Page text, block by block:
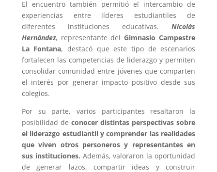
El encuentro también permitió el intercambio de
experiencias entre líderes estudiantiles de
diferentes instituciones educativas.Nicolás
Hernández, representante del Gimnasio Campestre
La Fontana, destacó que este tipo de escenarios
fortalecen las competencias de liderazgo y permiten
consolidar comunidad entre jóvenes que comparten
el interés por generar impacto positivo desde sus
colegios.
Por su parte, varios participantes resaltaron la
posibilidad de conocer distintas perspectivas sobre
el liderazgo estudiantil y comprender las realidades
que viven otros personeros y representantes en
sus instituciones. Además, valoraron la oportunidad
de generar lazos, compartir ideas y construir